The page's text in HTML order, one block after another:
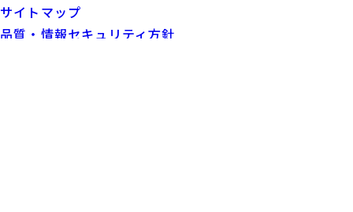
サイトマップ
品質・情報セキュリティ方針